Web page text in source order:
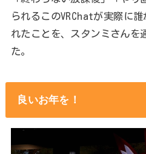
られるこのVRChatが実際に
れたことを、スタンミさんを
た。
良いお年を！